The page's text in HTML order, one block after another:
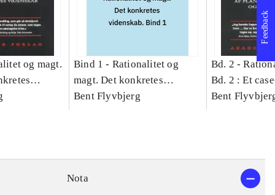
og magt.
Bind 1 - Rationalitet og
magt. Det konkretes
videnskab. Bind 1
Bent Flyvbjerg
Bd. 2 -
Bd. 2 : Et
studie af
Bent
Nota
Feedback